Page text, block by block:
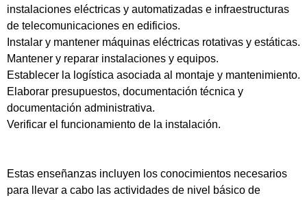
instalaciones eléctricas y automatizadas e infraestructuras
de telecomunicaciones en edificios.
Instalar y mantener máquinas eléctricas rotativas y estáticas.
Mantener y reparar instalaciones y equipos.
Establecer la logística asociada al montaje y mantenimiento.
Elaborar presupuestos, documentación técnica y
documentación administrativa.
Verificar el funcionamiento de la instalación.
Estas enseñanzas incluyen los conocimientos necesarios
para llevar a cabo las actividades de nivel básico de